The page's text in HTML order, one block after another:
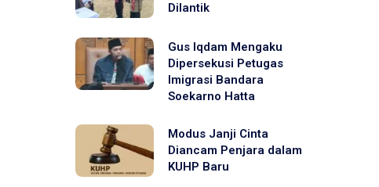
Dilantik
Gus Iqdam Mengaku
Dipersekusi Petugas
Imigrasi Bandara
Soekarno Hatta
Modus Janji Cinta
Diancam Penjara dalam
KUHP Baru